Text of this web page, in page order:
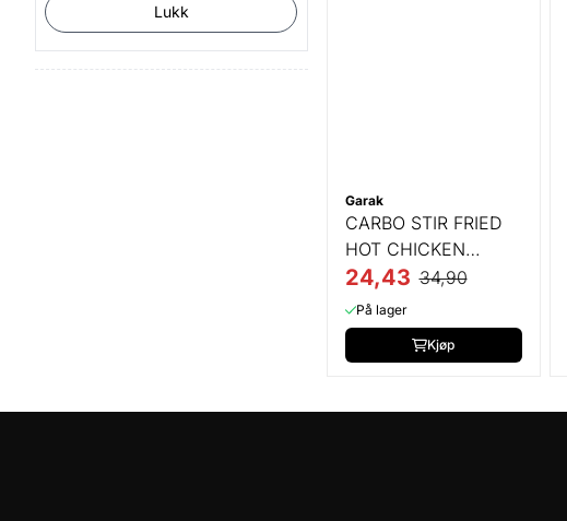
Lukk
Garak
CARBO STIR FRIED
HOT CHICKEN
RAMEN - 145 GR
24,43 34,90
På lager
Kjøp